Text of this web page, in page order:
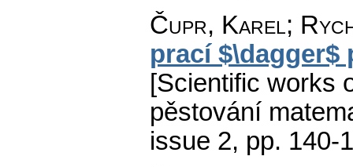
Čupr, Karel;
prací $\dagger$
[Scientific works
pěstování
issue 2, pp. 140-